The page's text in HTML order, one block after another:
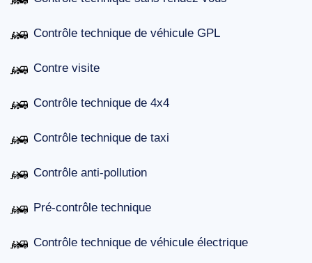
Contrôle technique de véhicule GPL
Contre visite
Contrôle technique de 4x4
Contrôle technique de taxi
Contrôle anti-pollution
Pré-contrôle technique
Contrôle technique de véhicule électrique